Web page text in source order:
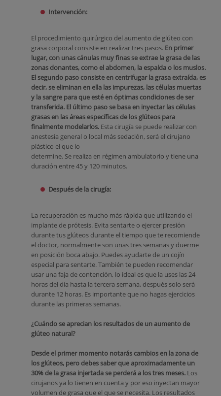
Intervención:
El procedimiento quirúrgico del aumento de glúteo con
grasa corporal consiste en realizar tres pasos. En primer
lugar, con unas cánulas muy finas se extrae la grasa de las
zonas donantes, como el abdomen, la espalda o los muslos.
El segundo paso consiste en centrifugar la grasa extraída, es
decir, se eliminan en ella las impurezas, las células muertas
y la sangre para que esté en óptimas condiciones de ser
transferida. El último paso se basa en inyectar las células
grasas en las áreas específicas de los glúteos para
finalmente modelarlos. Esta cirugía se puede realizar con
anestesia general o local más sedación, será el cirujano
plástico el que lo
determine. Se realiza en régimen ambulatorio y tiene una
duración entre 45 y 120 minutos.
Después de la cirugía:
La recuperación es mucho más rápida que utilizando el
implante de prótesis. Evita sentarte o ejercer presión
durante tus glúteos durante el tiempo que te recomiende
el doctor, normalmente son unas tres semanas y duerme
en posición boca abajo. Puedes ayudarte de un cojín
especial para sentarte. También te pueden recomendar
usar una faja de contención, lo ideal es que la uses las 24
horas del día hasta la tercera semana, después solo será
durante 12 horas. Es importante que no hagas ejercicios
durante las primeras semanas.
¿Cuándo se aprecian los resultados de un aumento de
glúteo natural?
Desde el primer momento notarás cambios en la zona de
los glúteos, pero debes saber que aproximadamente un
30% de la grasa injertada se perderá a los tres meses. Los
cirujanos ya lo tienen en cuenta y por eso inyectan mayor
volumen de grasa que el que se necesita. Los resultados